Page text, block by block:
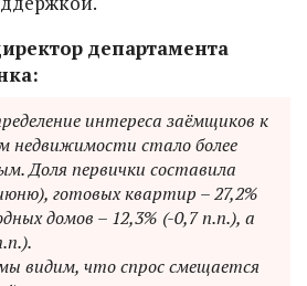
департамента
интереса заёмщиков к
недвижимости стало более
Доля первички составила
готовых квартир – 27,2%
домов – 12,3% (-0,7 п.п.), а
видим, что спрос смещается